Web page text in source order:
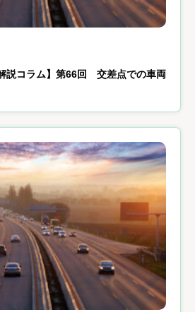
説コラム】第66回 交差点での車両